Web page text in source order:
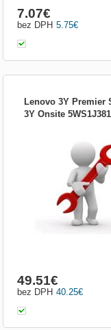
5.75€
bez DPH
7.07€
Lenovo 3Y Premier
3Y Onsite
40.25€
bez DPH
49.51€